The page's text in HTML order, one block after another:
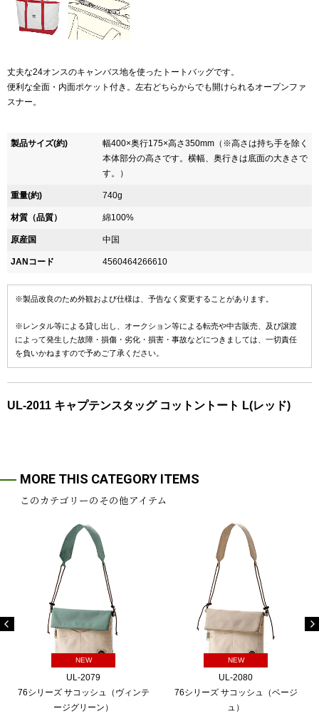
丈夫な24オンスのキャンバス地を使ったトートバッグです。
便利な全面・内面ポケット付き。左右どちらからでも開けられるオープンファ
スナー。
製品サイズ(約)
幅400×奥行175×高さ350mm（※高さは持ち手を除く
本体部分の高さです。横幅、奥行きは底面の大きさで
す。）
重量(約) 740g
材質（品質） 綿100%
原産国 中国
JANコード 4560464266610
※製品改良のため外観および仕様は、予告なく変更することがあります。
※レンタル等による貸し出し、オークション等による転売や中古販売、及び譲渡
によって発生した故障・損傷・劣化・損害・事故などにつきましては、一切責任
を負いかねますので予めご了承ください。
UL-2011 キャプテンスタッグ コットントート L(レッド)
MORE THIS CATEGORY ITEMS
このカテゴリーのその他アイテム
NEW
UL-2079
76シリーズ サコッシュ（ヴィンテ
ージグリーン）
NEW
UL-2080
76シリーズ サコッシュ（ベージ
ュ）